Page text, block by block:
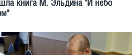
книга М. Эльдина "И небо